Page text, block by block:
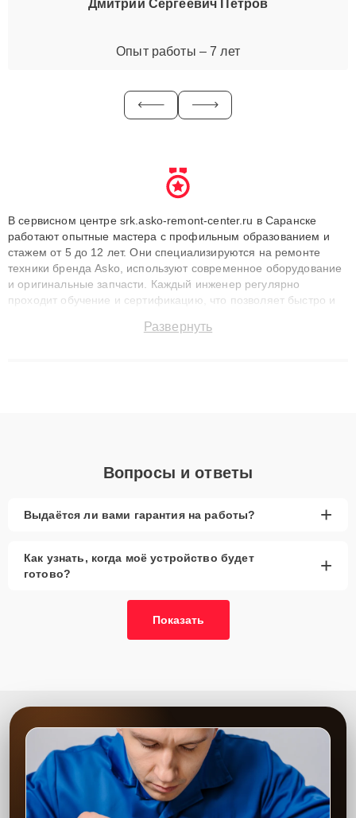
Дмитрий Сергеевич Петров
Опыт работы – 7 лет
В сервисном центре srk.asko-remont-center.ru в Саранске
работают опытные мастера с профильным образованием и
стажем от 5 до 12 лет. Они специализируются на ремонте
техники бренда Asko, используют современное оборудование
и оригинальные запчасти. Каждый инженер регулярно
проходит обучение и сертификацию, что позволяет быстро и
сохранением гарантии до 3 лет. Наши мастера решают
Развернуть
Вопросы и ответы
Выдаётся ли вами гарантия на работы? +
Как узнать, когда моё устройство будет
готово?
+
Показать